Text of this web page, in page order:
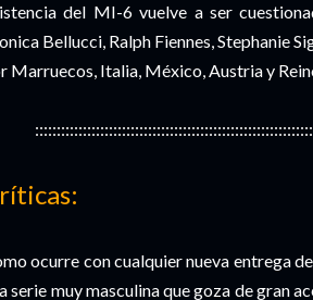
del MI-6 vuelve a ser
Bellucci, Ralph Fiennes, Stephanie
Marruecos, Italia, México, Austria y
ocurre con cualquier nueva entrega
serie muy masculina que goza de gran